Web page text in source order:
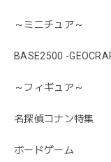
～ミニチュア～
BASE2500 -
～フィギュア～
名探偵コナン特集
ボードゲーム